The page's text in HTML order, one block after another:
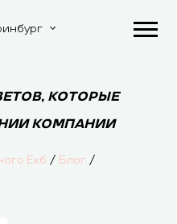
КОТОРЫЕ
КОМПАНИИ
Екб / Блог /